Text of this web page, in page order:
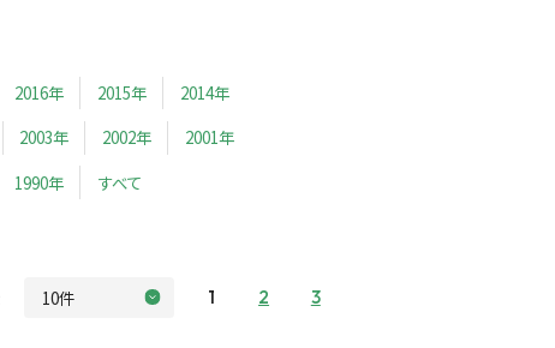
2016年 2015年
2014年
2003年 2002年
2001年
1990年 すべて
1 2 3